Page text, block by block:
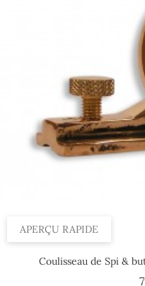
APERÇU RAPIDE
Coulisseau de Spi &